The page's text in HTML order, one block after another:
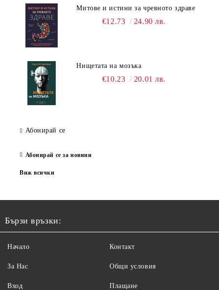
Митове и истини за чревното здраве
€12.73 24.90 лв.
Нищетата на мозъка
€10.23 20.01 лв.
Абонирай се
Абонирай се за новини
Виж всички
Бързи връзки:
Начало
За Нас
Вход
Контакт
Общи условия
Плащане